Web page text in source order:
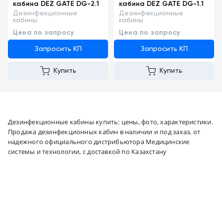
кабина DEZ GATE DG-2.1
Дезинфекционные
кабины
Цена по запросу
Запросить КП
Купить
кабина DEZ GATE DG-1.1
Дезинфекционные
кабины
Цена по запросу
Запросить КП
Купить
Дезинфекционные кабины купить: цены, фото, характеристики.
Продажа дезинфекционных кабин в наличии и под заказ, от
надежного официального дистрибьютора Медицинские
системы и технологии, с доставкой по Казахстану